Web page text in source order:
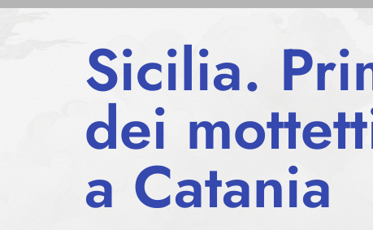
Sicilia.
dei
a Catania